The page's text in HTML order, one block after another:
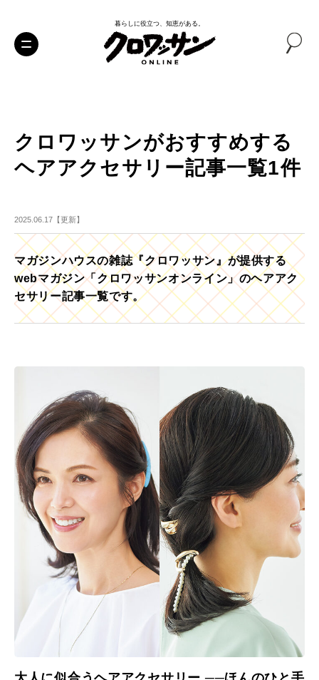
暮らしに役立つ、知恵がある。
クロワッサンがおすすめする
ヘアアクセサリー記事一覧1件
2025.06.17【更新】
マガジンハウスの雑誌『クロワッサン』が提供する
webマガジン「クロワッサンオンライン」のヘアアク
セサリー記事一覧です。